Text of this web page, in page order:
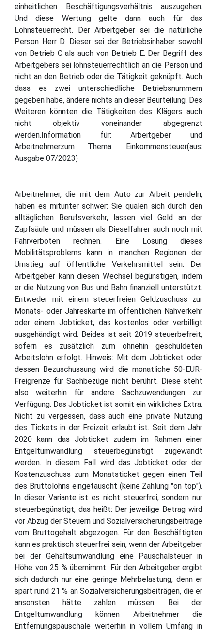
einheitlichen Beschäftigungsverhältnis auszugehen.
Und diese Wertung gelte dann auch für das
Lohnsteuerrecht. Der Arbeitgeber sei die natürliche
Person Herr D. Dieser sei der Betriebsinhaber sowohl
von Betrieb C als auch von Betrieb E. Der Begriff des
Arbeitgebers sei lohnsteuerrechtlich an die Person und
nicht an den Betrieb oder die Tätigkeit geknüpft. Auch
dass es zwei unterschiedliche Betriebsnummern
gegeben habe, ändere nichts an dieser Beurteilung. Des
Weiteren könnten die Tätigkeiten des Klägers auch
nicht objektiv voneinander abgegrenzt
werden.Information für: Arbeitgeber und
Arbeitnehmerzum Thema: Einkommensteuer(aus:
Ausgabe 07/2023)
Arbeitnehmer, die mit dem Auto zur Arbeit pendeln,
haben es mitunter schwer: Sie quälen sich durch den
alltäglichen Berufsverkehr, lassen viel Geld an der
Zapfsäule und müssen als Dieselfahrer auch noch mit
Fahrverboten rechnen. Eine Lösung dieses
Mobilitätsproblems kann in manchen Regionen der
Umstieg auf öffentliche Verkehrsmittel sein. Der
Arbeitgeber kann diesen Wechsel begünstigen, indem
er die Nutzung von Bus und Bahn finanziell unterstützt.
Entweder mit einem steuerfreien Geldzuschuss zur
Monats- oder Jahreskarte im öffentlichen Nahverkehr
oder einem Jobticket, das kostenlos oder verbilligt
ausgehändigt wird. Beides ist seit 2019 steuerbefreit,
sofern es zusätzlich zum ohnehin geschuldeten
Arbeitslohn erfolgt. Hinweis: Mit dem Jobticket oder
dessen Bezuschussung wird die monatliche 50-EUR-
Freigrenze für Sachbezüge nicht berührt. Diese steht
also weiterhin für andere Sachzuwendungen zur
Verfügung. Das Jobticket ist somit ein wirkliches Extra.
Nicht zu vergessen, dass auch eine private Nutzung
des Tickets in der Freizeit erlaubt ist. Seit dem Jahr
2020 kann das Jobticket zudem im Rahmen einer
Entgeltumwandlung steuerbegünstigt zugewandt
werden. In diesem Fall wird das Jobticket oder der
Kostenzuschuss zum Monatsticket gegen einen Teil
des Bruttolohns eingetauscht (keine Zahlung "on top").
In dieser Variante ist es nicht steuerfrei, sondern nur
steuerbegünstigt, das heißt: Der jeweilige Betrag wird
vor Abzug der Steuern und Sozialversicherungsbeiträge
vom Bruttogehalt abgezogen. Für den Beschäftigten
kann es praktisch steuerfrei sein, wenn der Arbeitgeber
bei der Gehaltsumwandlung eine Pauschalsteuer in
Höhe von 25 % übernimmt. Für den Arbeitgeber ergibt
sich dadurch nur eine geringe Mehrbelastung, denn er
spart rund 21 % an Sozialversicherungsbeiträgen, die er
ansonsten hätte zahlen müssen. Bei der
Entgeltumwandlung können Arbeitnehmer die
Entfernungspauschale weiterhin in vollem Umfang in